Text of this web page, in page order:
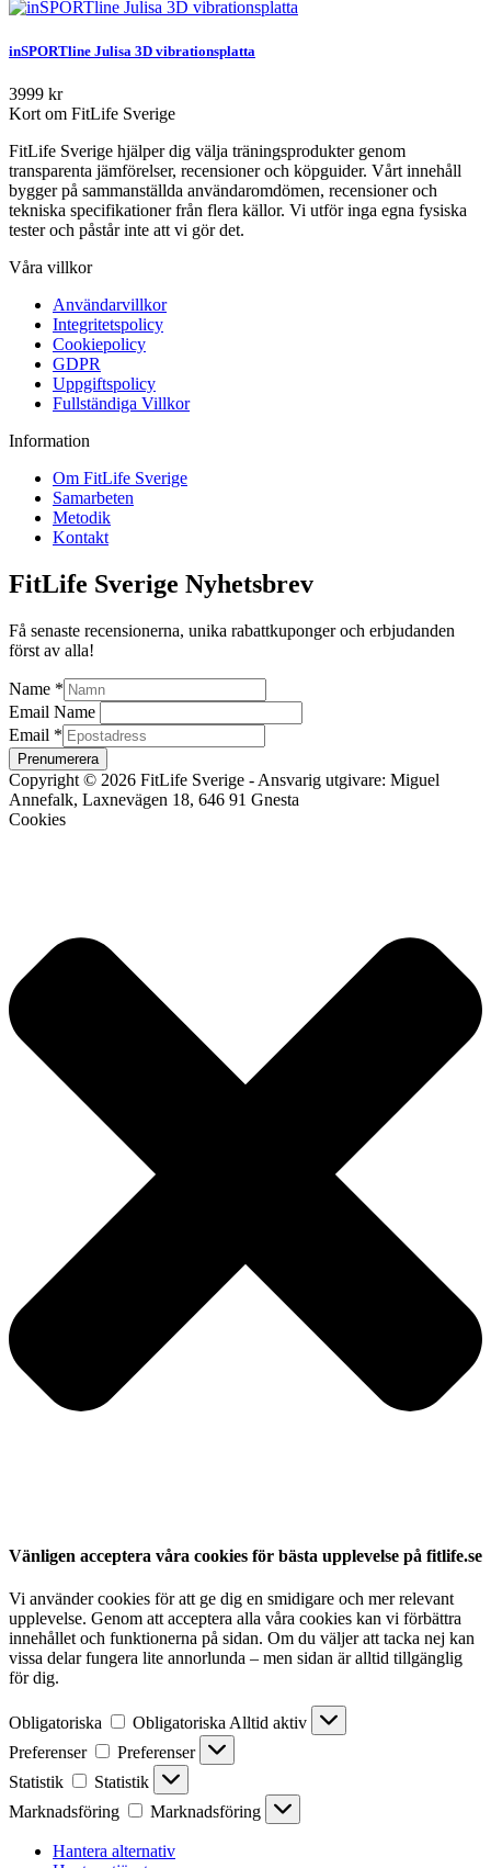
inSPORTline Julisa 3D vibrationsplatta
3999 kr
Kort om FitLife Sverige
FitLife Sverige hjälper dig välja träningsprodukter genom
transparenta jämförelser, recensioner och köpguider. Vårt innehåll
bygger på sammanställda användaromdömen, recensioner och
tekniska specifikationer från flera källor. Vi utför inga egna fysiska
tester och påstår inte att vi gör det.
Våra villkor
Användarvillkor
Integritetspolicy
Cookiepolicy
GDPR
Uppgiftspolicy
Fullständiga Villkor
Information
Om FitLife Sverige
Samarbeten
Metodik
Kontakt
FitLife Sverige Nyhetsbrev
Få senaste recensionerna, unika rabattkuponger och erbjudanden
först av alla!
Name *
Email Name
Email *
Prenumerera
Copyright © 2026 FitLife Sverige - Ansvarig utgivare: Miguel
Annefalk, Laxnevägen 18, 646 91 Gnesta
Cookies
Vänligen acceptera våra cookies för bästa upplevelse på fitlife.se
Vi använder cookies för att ge dig en smidigare och mer relevant
upplevelse. Genom att acceptera alla våra cookies kan vi förbättra
innehållet och funktionerna på sidan. Om du väljer att tacka nej kan
vissa delar fungera lite annorlunda – men sidan är alltid tillgänglig
för dig.
Obligatoriska Obligatoriska Alltid aktiv
Preferenser
Preferenser
Statistik
Statistik
Marknadsföring
Marknadsföring
Hantera alternativ